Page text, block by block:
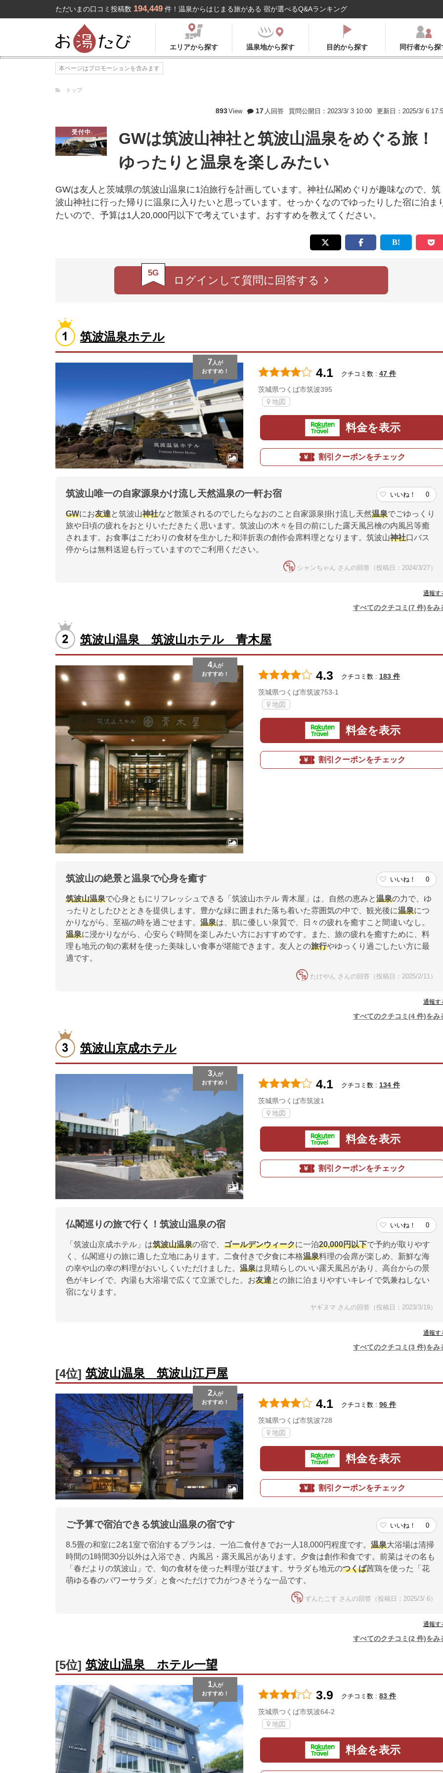
ただいまの口コミ投稿数 194,449 件！温泉からはじまる旅がある 宿が選べるQ&Aランキング
エリアから探す 温泉地から探す 目的から探す 同行者から探
本ページはプロモーションを含みます
トップ
893View 17 人回答 質問公開日：2023/3/ 3 10:00 更新日：2025/3/ 6
受付中
GWは筑波山神社と筑波山温泉をめぐる旅！
ゆったりと温泉を楽しみたい
GWは友人と茨城県の筑波山温泉に1泊旅行を計画しています。神社仏閣めぐりが趣味なので、筑
波山神社に行った帰りに温泉に入りたいと思っています。せっかくなのでゆったりした宿に泊ま
たいので、予算は1人20,000円以下で考えています。おすすめを教えてください。
5G
ログインして質問に回答する
筑波温泉ホテル
7 人が
おすすめ！
4.1 クチコミ数 : 47 件
茨城県つくば市筑波395
地図
料金を表示
割引クーポンをチェック
筑波山唯一の自家源泉かけ流し天然温泉の一軒お宿 いいね！ 0
GWにお友達と筑波山神社など散策されるのでしたらなおのこと自家源泉掛け流し天然温泉でごゆっくり
旅や日頃の疲れをおとりいただきたく思います。筑波山の木々を目の前にした露天風呂檜の内風呂等癒
されます。お食事はこだわりの食材を生かした和洋折衷の創作会席料理となります。筑波山神社口バス
停からは無料送迎も行っていますのでご利用ください。
シャンちゃん さんの回答（投稿日：2024/3/27）
通報す
すべてのクチコミ(7 件)をみ
筑波山温泉 筑波山ホテル 青木屋
4人が
おすすめ！
4.3 クチコミ数 : 183 件
茨城県つくば市筑波753-1
地図
料金を表示
割引クーポンをチェック
筑波山の絶景と温泉で心身を癒す いいね！ 0
筑波山温泉で心身ともにリフレッシュできる「筑波山ホテル 青木屋」は、自然の恵みと温泉の力で、ゆ
ったりとしたひとときを提供します。豊かな緑に囲まれた落ち着いた雰囲気の中で、観光後に温泉につ
かりながら、至福の時を過ごせます。 温泉は、肌に優しい泉質で、日々の疲れを癒すこと間違いなし。
温泉に浸かりながら、心安らぐ時間を楽しみたい方におすすめです。また、旅の疲れを癒すために、料
理も地元の旬の素材を使った美味しい食事が堪能できます。友人との旅行やゆっくり過ごしたい方に最
適です。
たけやん さんの回答（投稿日：2025/2/11）
通報す
すべてのクチコミ(4 件)をみ
筑波山京成ホテル
3人が
おすすめ！
4.1 クチコミ数 : 134 件
茨城県つくば市筑波1
地図
料金を表示
割引クーポンをチェック
仏閣巡りの旅で行く！筑波山温泉の宿 いいね！ 0
「筑波山京成ホテル」は筑波山温泉の宿で、 ゴールデンウィークに一泊20,000円以下で予約が取りやす
く、仏閣巡りの旅に適した立地にあります。二食付きで夕食に本格温泉料理の会席が楽しめ、新鮮な海
の幸や山の幸の料理がおいしくいただけました。 温泉は見晴らしのいい露天風呂があり、高台からの景
色がキレイで、内湯も大浴場で広くて立派でした。お友達との旅に泊まりやすいキレイで気兼ねしない
宿になります。
ヤギヌマ さんの回答（投稿日：2023/3/19）
通報す
すべてのクチコミ(3 件)をみ
[4位] 筑波山温泉 筑波山江戸屋
2人が
おすすめ！
4.1 クチコミ数 : 96 件
茨城県つくば市筑波728
地図
料金を表示
割引クーポンをチェック
ご予算で宿泊できる筑波山温泉の宿です いいね！ 0
8.5畳の和室に2名1室で宿泊するプランは、一泊二食付きでお一人18,000円程度です。 温泉大浴場は清掃
時間の1時間30分以外は入浴でき、内風呂・露天風呂があります。夕食は創作和食です。前菜はその名も
「春だよりの筑波山」で、旬の食材を使った料理が並びます。サラダも地元のつくば茜鶏を使った「花
萌ゆる春のパワーサラダ」と食べただけで力がつきそうな一品です。
ずんたこす さんの回答（投稿日：2025/3/ 6）
通報す
すべてのクチコミ(2 件)をみ
[5位] 筑波山温泉 ホテル一望
1人が
おすすめ！
3.9 クチコミ数 : 83 件
茨城県つくば市筑波64-2
地図
料金を表示